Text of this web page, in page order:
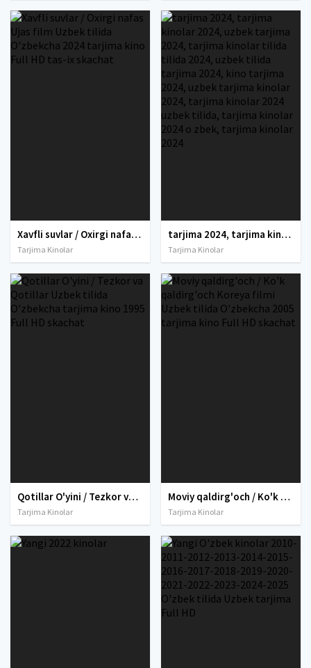
Xavfli suvlar / Oxirgi nafas Ujas film Uzbek tilida O'zbekcha 2024 tarjima kino Full HD tas-ix skachat
Tarjima Kinolar
tarjima 2024, tarjima kinolar 2024, uzbek tarjima 2024, tarjima kinolar tilida tilida 2024, uzbek tilida tarjima 2024, kino tarjima 2024, uzbek tarjima kinolar 2024, tarjima kinolar 2024 uzbek tilida, tarjima kinolar 2024 o zbek, tarjima kinolar 2024
Tarjima Kinolar
Qotillar O'yini / Tezkor va Qotillar Uzbek tilida O'zbekcha tarjima kino 1995 Full HD skachat
Tarjima Kinolar
Moviy qaldirg'och / Ko'k qaldirg'och Koreya filmi Uzbek tilida O'zbekcha 2005 tarjima kino Full HD skachat
Tarjima Kinolar